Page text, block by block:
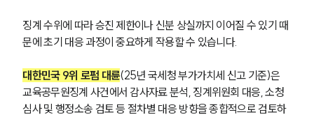
징계 수위에 따라 승진 제한이나 신분 상실까지 이어질 수 있기 때
문에 초기 대응 과정이 중요하게 작용할 수 있습니다.
대한민국 9위 로펌 대륜(25년 국세청 부가가치세 신고 기준)은
교육공무원징계 사건에서 감사자료 분석, 징계위원회 대응, 소청
심사 및 행정소송 검토 등 절차별 대응 방향을 종합적으로 검토하